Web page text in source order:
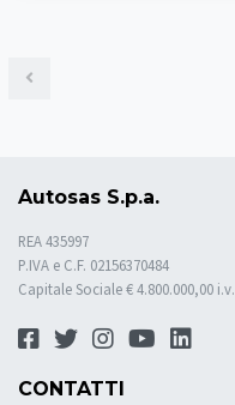
Autosas S.p.a.
REA 435997
P.IVA e C.F. 02156370484
Capitale Sociale € 4.800.000,00 i.v.
CONTATTI